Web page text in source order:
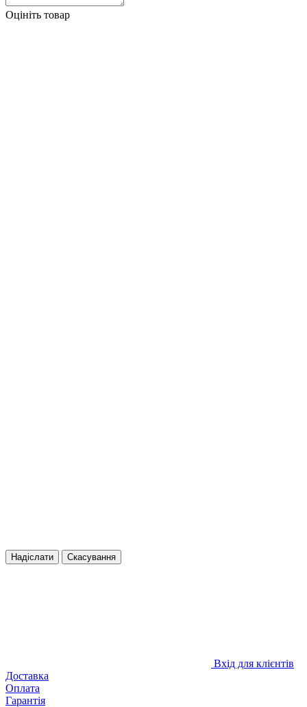
Оцініть товар
Надіслати Скасування
Вхід для клієнтів
Доставка
Оплата
Гарантія